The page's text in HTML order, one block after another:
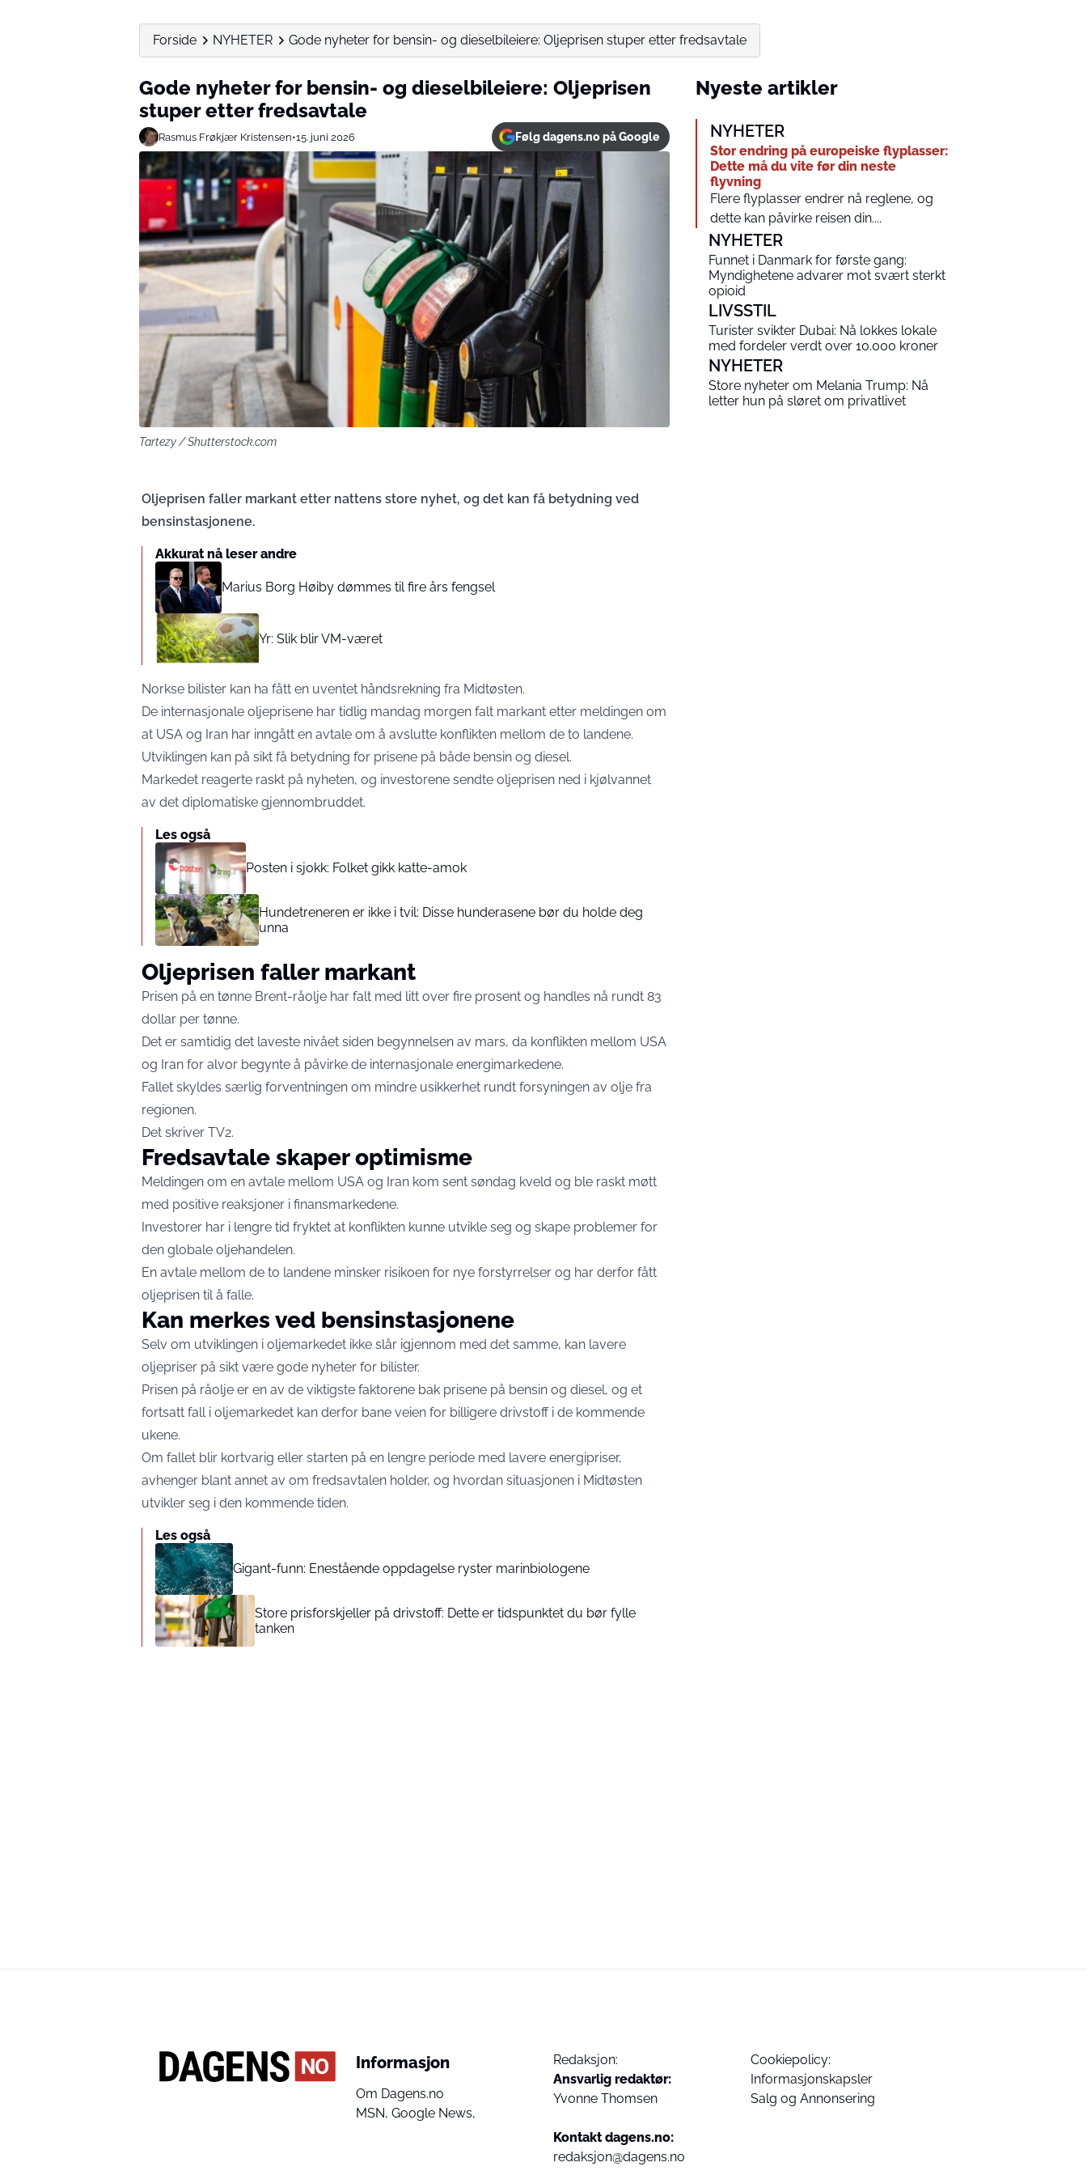
Forside NYHETER Gode nyheter for bensin- og dieselbileiere: Oljeprisen stuper etter fredsavtale
Gode nyheter for bensin- og dieselbileiere: Oljeprisen
stuper etter fredsavtale
Rasmus Frøkjær Kristensen•15. juni 2026 Følg dagens.no på Google
Tartezy / Shutterstock.com
Oljeprisen faller markant etter nattens store nyhet, og det kan få betydning ved
bensinstasjonene.
Akkurat nå leser andre
Marius Borg Høiby dømmes til fire års fengsel
Yr: Slik blir VM-været
Norkse bilister kan ha fått en uventet håndsrekning fra Midtøsten.
De internasjonale oljeprisene har tidlig mandag morgen falt markant etter meldingen om
at USA og Iran har inngått en avtale om å avslutte konflikten mellom de to landene.
Utviklingen kan på sikt få betydning for prisene på både bensin og diesel.
Markedet reagerte raskt på nyheten, og investorene sendte oljeprisen ned i kjølvannet
av det diplomatiske gjennombruddet.
Les også
Posten i sjokk: Folket gikk katte-amok
Hundetreneren er ikke i tvil: Disse hunderasene bør du holde deg
unna
Oljeprisen faller markant
Prisen på en tønne Brent-råolje har falt med litt over fire prosent og handles nå rundt 83
dollar per tønne.
Det er samtidig det laveste nivået siden begynnelsen av mars, da konflikten mellom USA
og Iran for alvor begynte å påvirke de internasjonale energimarkedene.
Fallet skyldes særlig forventningen om mindre usikkerhet rundt forsyningen av olje fra
regionen.
Det skriver TV2.
Fredsavtale skaper optimisme
Meldingen om en avtale mellom USA og Iran kom sent søndag kveld og ble raskt møtt
med positive reaksjoner i finansmarkedene.
Investorer har i lengre tid fryktet at konflikten kunne utvikle seg og skape problemer for
den globale oljehandelen.
En avtale mellom de to landene minsker risikoen for nye forstyrrelser og har derfor fått
oljeprisen til å falle.
Kan merkes ved bensinstasjonene
Selv om utviklingen i oljemarkedet ikke slår igjennom med det samme, kan lavere
oljepriser på sikt være gode nyheter for bilister.
Prisen på råolje er en av de viktigste faktorene bak prisene på bensin og diesel, og et
fortsatt fall i oljemarkedet kan derfor bane veien for billigere drivstoff i de kommende
ukene.
Om fallet blir kortvarig eller starten på en lengre periode med lavere energipriser,
avhenger blant annet av om fredsavtalen holder, og hvordan situasjonen i Midtøsten
utvikler seg i den kommende tiden.
Les også
Gigant-funn: Enestående oppdagelse ryster marinbiologene
Store prisforskjeller på drivstoff: Dette er tidspunktet du bør fylle
tanken
Nyeste artikler
NYHETER
Stor endring på europeiske flyplasser:
Dette må du vite før din neste
flyvning
Flere flyplasser endrer nå reglene, og
dette kan påvirke reisen din....
NYHETER
Funnet i Danmark for første gang:
Myndighetene advarer mot svært sterkt
opioid
LIVSSTIL
Turister svikter Dubai: Nå lokkes lokale
med fordeler verdt over 10.000 kroner
NYHETER
Store nyheter om Melania Trump: Nå
letter hun på sløret om privatlivet
Informasjon
Om Dagens.no
MSN, Google News,
Redaksjon:
Ansvarlig redaktør:
Yvonne Thomsen
Kontakt dagens.no:
redaksjon@dagens.no
Cookiepolicy:
Informasjonskapsler
Salg og Annonsering